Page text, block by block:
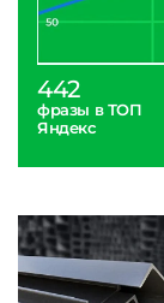
442
фразы в ТОП
Яндекс